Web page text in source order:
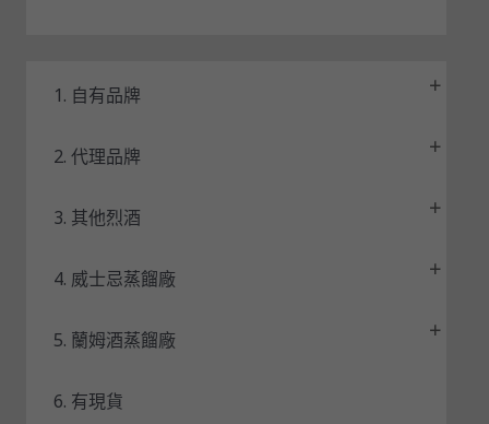
1. 自有品牌
2. 代理品牌
3. 其他烈酒
4. 威士忌蒸餾廠
5. 蘭姆酒蒸餾廠
6. 有現貨